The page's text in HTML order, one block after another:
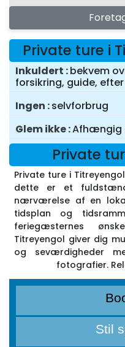
Private ture i
Inkuldert bekvem
forsikring, guide,
Ingen selvforbrug
Glem ikke Afhængig
Private
Private ture i
dette er et
nærværelse af en
tidsplan og
feriegæsternes
Titreyengol giver dig
og seværdigheder
fotografier.
Stil